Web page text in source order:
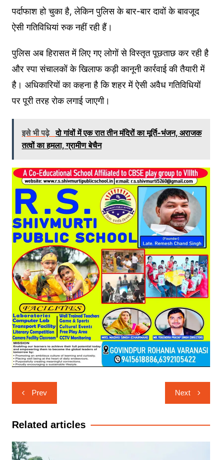
पर्दाफाश हो चुका है, लेकिन पुलिस के बार-बार दावों के बावजूद
ऐसी गतिविधियां रुक नहीं रही हैं।
पुलिस अब हिरासत में लिए गए लोगों से विस्तृत पूछताछ कर रही है
और स्पा संचालकों के खिलाफ कड़ी कानूनी कार्रवाई की तैयारी में
है। अधिकारियों का कहना है कि शहर में ऐसी अवैध गतिविधियों
पर पूरी तरह रोक लगाई जाएगी।
इसे भी पढ़े दो गांवों में एक रात तीन मंदिरों का मूर्ति-भंजन, अराजक
तत्वों का हमला, ग्रामीण बेचैन
Post
navigation
Prev Next
Related articles